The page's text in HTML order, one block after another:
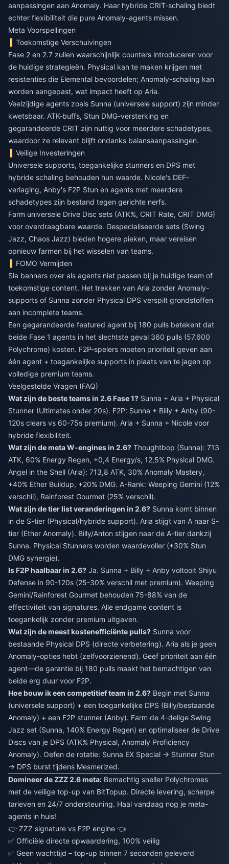
aanpassingen aan Anomaly. Haar hybride CRIT-schaling biedt
echter flexibiliteit die pure Anomaly-agents missen.
Meta Voorspellingen
Toekomstige Verschuivingen
Fase 2 en 2.7 zullen waarschijnlijk counters introduceren voor
de huidige strategieën. Physical kan te maken krijgen met
resistenties die Elemental bevoordelen; Anomaly-schaling kan
worden aangepast, wat impact heeft op Aria.
Veelzijdige agents zoals Sunna (universele support) zijn minder
kwetsbaar. ATK-buffs, Stun DMG-versterking en
gegarandeerde CRIT zijn nuttig voor meerdere schadetypes,
waardoor ze relevant blijft ondanks balansaanpassingen.
Veilige Investeringen
Universele supports, toegankelijke stunners en DPS met
hybride schaling behouden hun waarde. Nicole's DEF-
verlaging, Anby's F2P Stun en agents met meerdere
schadetypes zijn bestand tegen gerichte nerfs.
Farm universele Drive Disc sets (ATK%, CRIT Rate, CRIT DMG)
voor overdraagbare waarde. Gespecialiseerde sets (Swing
Jazz, Chaos Jazz) bieden hogere pieken, maar vereisen
opnieuw farmen bij het wisselen van teams.
FOMO Vermijden
Sla banners over als agents niet passen bij je huidige team of
toekomstige content. Het trekken van Aria zonder Anomaly-
supports of Sunna zonder Physical DPS verspilt grondstoffen
aan incomplete teams.
Een gegarandeerde featured agent bij 180 pulls betekent dat
beide Fase 1 agents in het slechtste geval 360 pulls (57.600
Polychrome) kosten. F2P-spelers moeten prioriteit geven aan
één agent + toegankelijke supports in plaats van te jagen op
volledige premium teams.
Veelgestelde Vragen (FAQ)
Wat zijn de beste teams in 2.6 Fase 1? Sunna + Aria + Physical
Stunner (Ultimates onder 20s). F2P: Sunna + Billy + Anby (90-
120s clears vs 60-75s premium). Aria + Sunna + Nicole voor
hybride flexibiliteit.
Wat zijn de meta W-engines in 2.6? Thoughtbop (Sunna): 713
ATK, 60% Energy Regen, +0,4 Energy/s, 12,5% Physical DMG.
Angel in the Shell (Aria): 713,8 ATK, 30% Anomaly Mastery,
+40% Ether Buildup, +20% DMG. A-Rank: Weeping Gemini (12%
verschil), Rainforest Gourmet (25% verschil).
Wat zijn de tier list veranderingen in 2.6? Sunna komt binnen
in de S-tier (Physical/hybride support). Aria stijgt van A naar S-
tier (Ether Anomaly). Billy/Anton stijgen naar de A-tier dankzij
Sunna. Physical Stunners worden waardevoller (+30% Stun
DMG synergie).
Is F2P haalbaar in 2.6? Ja. Sunna + Billy + Anby voltooit Shiyu
Defense in 90-120s (25-30% verschil met premium). Weeping
Gemini/Rainforest Gourmet behouden 75-88% van de
effectiviteit van signatures. Alle endgame content is
toegankelijk zonder premium uitgaven.
Wat zijn de meest kostenefficiënte pulls? Sunna voor
bestaande Physical DPS (directe verbetering). Aria als je geen
Anomaly-opties hebt (zelfvoorzienend). Geef prioriteit aan één
agent—de garantie bij 180 pulls maakt het bemachtigen van
beide erg duur voor F2P.
Hoe bouw ik een competitief team in 2.6? Begin met Sunna
(universele support) + een toegankelijke DPS (Billy/bestaande
Anomaly) + een F2P stunner (Anby). Farm de 4-delige Swing
Jazz set (Sunna, 140% Energy Regen) en optimaliseer de Drive
Discs van je DPS (ATK% Physical, Anomaly Proficiency
Anomaly). Oefen de rotatie: Sunna EX Special → Stunner Stun
→ DPS burst tijdens Mesmerized.
Domineer de ZZZ 2.6 meta: Bemachtig sneller Polychromes
met de veilige top-up van BitTopup. Directe levering, scherpe
tarieven en 24/7 ondersteuning. Haal vandaag nog je meta-
agents in huis!
👉 ZZZ signature vs F2P engine 👈
✅ Officiële directe opwaardering, 100% veilig
✅ Geen wachttijd – top-up binnen 7 seconden geleverd